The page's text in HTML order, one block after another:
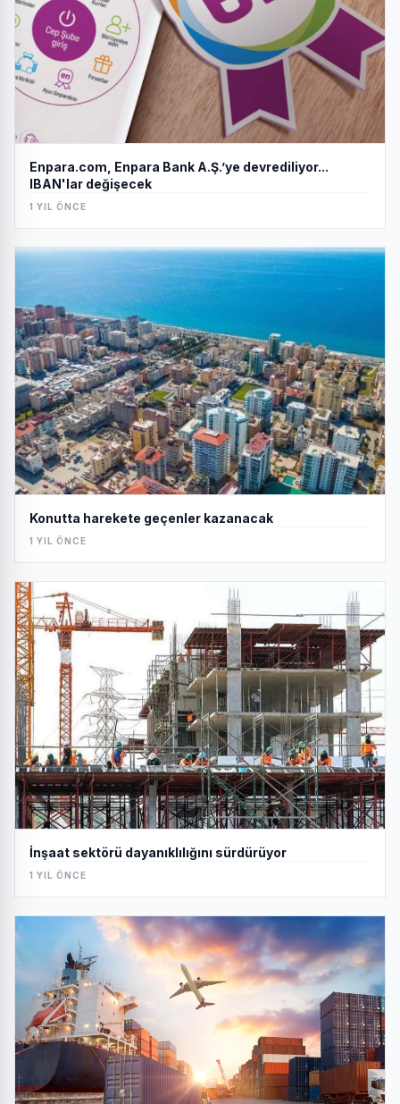
Enpara.com, Enpara Bank A.Ş.’ye devrediliyor...
IBAN'lar değişecek
1 YIL ÖNCE
Konutta harekete geçenler kazanacak
1 YIL ÖNCE
İnşaat sektörü dayanıklılığını sürdürüyor
1 YIL ÖNCE